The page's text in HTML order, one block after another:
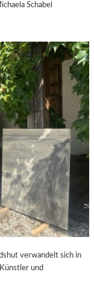
Schabel
verwandelt sich in
und